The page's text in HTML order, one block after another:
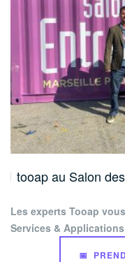
tooap au Salon
Les experts Tooap
Services &
📅